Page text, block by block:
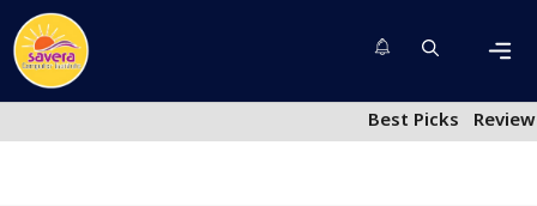
Skip
to
content
Best Picks